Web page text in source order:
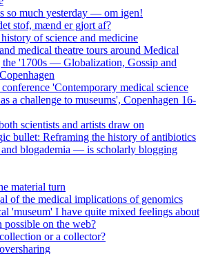
much yesterday — om igen!
stof, mænd er gjort af?
of science and medicine
medical theatre tours around Medical
'1700s — Globalization, Gossip and
'Contemporary medical science
a challenge to museums', Copenhagen 16-
scientists and artists draw on
bullet: Reframing the history of antibiotics
blogademia — is scholarly blogging
material turn
of the medical implications of genomics
'museum' I have quite mixed feelings about
possible on the web?
or a collector?